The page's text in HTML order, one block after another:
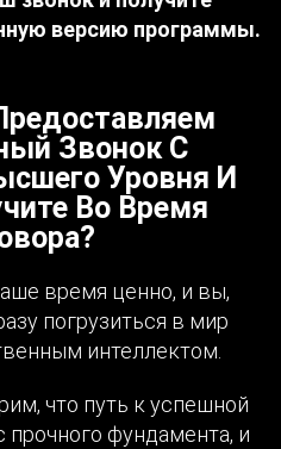
версию программы.
Звонок С
Уровня И
Во Время
время ценно, и вы,
погрузиться в мир
интеллектом.
что путь к успешной
прочного фундамента, и